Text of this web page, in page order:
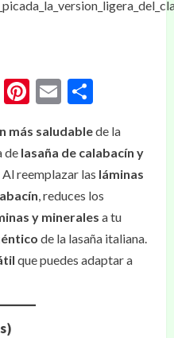
LinkedIn
Pinterest
Email
más saludablede la
de lasaña de calabacín y
reemplazar las láminas
, reduces los
y minerales a tu
de la lasaña italiana.
que puedes adaptar a